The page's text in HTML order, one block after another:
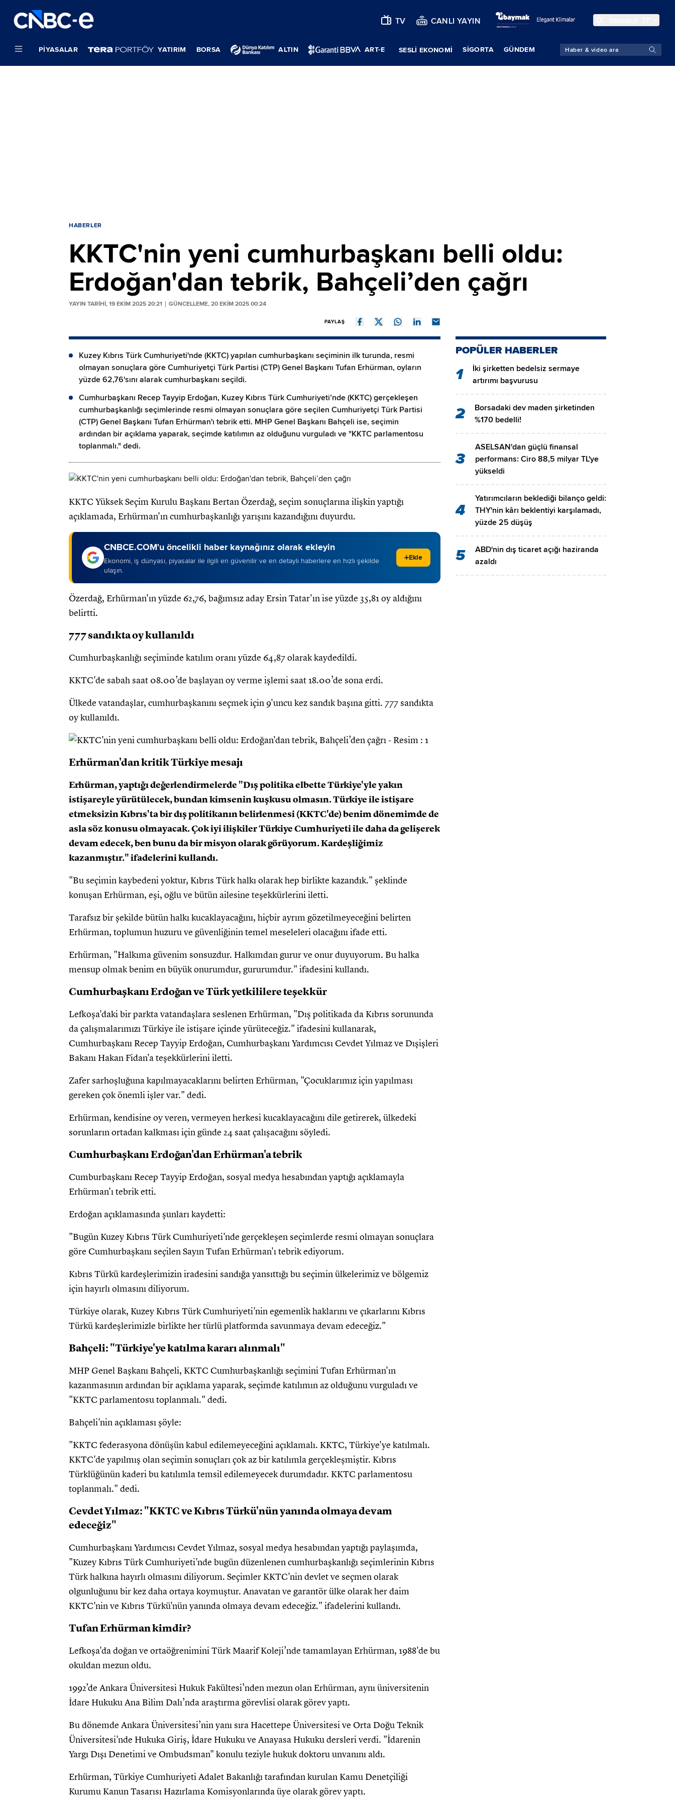
TV CANLI YAYIN
PIYASALAR YATIRIM BORSA ALTIN ART-E SESLİ EKONOMİ SIGORTA GÜNDEM
HABERLER
KKTC'nin yeni cumhurbaşkanı belli oldu:
Erdoğan'dan tebrik, Bahçeli’den çağrı
YAYIN TARİHİ, 19 EKIM 2025 20:21 GÜNCELLEME, 20 EKIM 2025 00:24
PAYLAŞ
Kuzey Kıbrıs Türk Cumhuriyeti'nde (KKTC) yapılan cumhurbaşkanı seçiminin ilk turunda, resmi
olmayan sonuçlara göre Cumhuriyetçi Türk Partisi (CTP) Genel Başkanı Tufan Erhürman, oyların
yüzde 62,76'sını alarak cumhurbaşkanı seçildi.
Cumhurbaşkanı Recep Tayyip Erdoğan, Kuzey Kıbrıs Türk Cumhuriyeti’nde (KKTC) gerçekleşen
cumhurbaşkanlığı seçimlerinde resmi olmayan sonuçlara göre seçilen Cumhuriyetçi Türk Partisi
(CTP) Genel Başkanı Tufan Erhürman'ı tebrik etti. MHP Genel Başkanı Bahçeli ise, seçimin
ardından bir açıklama yaparak, seçimde katılımın az olduğunu vurguladı ve "KKTC parlamentosu
toplanmalı." dedi.
KKTC Yüksek Seçim Kurulu Başkanı Bertan Özerdağ, seçim sonuçlarına ilişkin yaptığı
açıklamada, Erhürman'ın cumhurbaşkanlığı yarışını kazandığını duyurdu.
CNBCE.COM'u öncelikli haber kaynağınız olarak ekleyin
Ekonomi, iş dünyası, piyasalar ile ilgili en güvenilir ve en detaylı haberlere en hızlı şekilde
ulaşın.
+Ekle
Özerdağ, Erhürman'ın yüzde 62,76, bağımsız aday Ersin Tatar'ın ise yüzde 35,81 oy aldığını
belirtti.
777 sandıkta oy kullanıldı
Cumhurbaşkanlığı seçiminde katılım oranı yüzde 64,87 olarak kaydedildi.
KKTC'de sabah saat 08.00’de başlayan oy verme işlemi saat 18.00’de sona erdi.
Ülkede vatandaşlar, cumhurbaşkanını seçmek için 9'uncu kez sandık başına gitti. 777 sandıkta
oy kullanıldı.
Erhürman'dan kritik Türkiye mesajı
Erhürman, yaptığı değerlendirmelerde "Dış politika elbette Türkiye'yle yakın
istişareyle yürütülecek, bundan kimsenin kuşkusu olmasın. Türkiye ile istişare
etmeksizin Kıbrıs'ta bir dış politikanın belirlenmesi (KKTC'de) benim dönemimde de
asla söz konusu olmayacak. Çok iyi ilişkiler Türkiye Cumhuriyeti ile daha da gelişerek
devam edecek, ben bunu da bir misyon olarak görüyorum. Kardeşliğimiz
kazanmıştır." ifadelerini kullandı.
"Bu seçimin kaybedeni yoktur, Kıbrıs Türk halkı olarak hep birlikte kazandık." şeklinde
konuşan Erhürman, eşi, oğlu ve bütün ailesine teşekkürlerini iletti.
Tarafsız bir şekilde bütün halkı kucaklayacağını, hiçbir ayrım gözetilmeyeceğini belirten
Erhürman, toplumun huzuru ve güvenliğinin temel meseleleri olacağını ifade etti.
Erhürman, "Halkıma güvenim sonsuzdur. Halkımdan gurur ve onur duyuyorum. Bu halka
mensup olmak benim en büyük onurumdur, gururumdur." ifadesini kullandı.
Cumhurbaşkanı Erdoğan ve Türk yetkililere teşekkür
Lefkoşa'daki bir parkta vatandaşlara seslenen Erhürman, "Dış politikada da Kıbrıs sorununda
da çalışmalarımızı Türkiye ile istişare içinde yürüteceğiz." ifadesini kullanarak,
Cumhurbaşkanı Recep Tayyip Erdoğan, Cumhurbaşkanı Yardımcısı Cevdet Yılmaz ve Dışişleri
Bakanı Hakan Fidan'a teşekkürlerini iletti.
Zafer sarhoşluğuna kapılmayacaklarını belirten Erhürman, "Çocuklarımız için yapılması
gereken çok önemli işler var." dedi.
Erhürman, kendisine oy veren, vermeyen herkesi kucaklayacağını dile getirerek, ülkedeki
sorunların ortadan kalkması için günde 24 saat çalışacağını söyledi.
Cumhurbaşkanı Erdoğan'dan Erhürman'a tebrik
Cumburbaşkanı Recep Tayyip Erdoğan, sosyal medya hesabından yaptığı açıklamayla
Erhürman'ı tebrik etti.
Erdoğan açıklamasında şunları kaydetti:
"Bugün Kuzey Kıbrıs Türk Cumhuriyeti'nde gerçekleşen seçimlerde resmi olmayan sonuçlara
göre Cumhurbaşkanı seçilen Sayın Tufan Erhürman'ı tebrik ediyorum.
Kıbrıs Türkü kardeşlerimizin iradesini sandığa yansıttığı bu seçimin ülkelerimiz ve bölgemiz
için hayırlı olmasını diliyorum.
Türkiye olarak, Kuzey Kıbrıs Türk Cumhuriyeti'nin egemenlik haklarını ve çıkarlarını Kıbrıs
Türkü kardeşlerimizle birlikte her türlü platformda savunmaya devam edeceğiz."
Bahçeli: "Türkiye'ye katılma kararı alınmalı"
MHP Genel Başkanı Bahçeli, KKTC Cumhurbaşkanlığı seçimini Tufan Erhürman'ın
kazanmasının ardından bir açıklama yaparak, seçimde katılımın az olduğunu vurguladı ve
"KKTC parlamentosu toplanmalı." dedi.
Bahçeli'nin açıklaması şöyle:
"KKTC federasyona dönüşün kabul edilemeyeceğini açıklamalı. KKTC, Türkiye'ye katılmalı.
KKTC'de yapılmış olan seçimin sonuçları çok az bir katılımla gerçekleşmiştir. Kıbrıs
Türklüğünün kaderi bu katılımla temsil edilemeyecek durumdadır. KKTC parlamentosu
toplanmalı." dedi.
Cevdet Yılmaz: "KKTC ve Kıbrıs Türkü'nün yanında olmaya devam
edeceğiz"
Cumhurbaşkanı Yardımcısı Cevdet Yılmaz, sosyal medya hesabından yaptığı paylaşımda,
"Kuzey Kıbrıs Türk Cumhuriyeti'nde bugün düzenlenen cumhurbaşkanlığı seçimlerinin Kıbrıs
Türk halkına hayırlı olmasını diliyorum. Seçimler KKTC'nin devlet ve seçmen olarak
olgunluğunu bir kez daha ortaya koymuştur. Anavatan ve garantör ülke olarak her daim
KKTC'nin ve Kıbrıs Türkü'nün yanında olmaya devam edeceğiz." ifadelerini kullandı.
Tufan Erhürman kimdir?
Lefkoşa'da doğan ve ortaöğrenimini Türk Maarif Koleji’nde tamamlayan Erhürman, 1988'de bu
okuldan mezun oldu.
1992’de Ankara Üniversitesi Hukuk Fakültesi’nden mezun olan Erhürman, aynı üniversitenin
İdare Hukuku Ana Bilim Dalı’nda araştırma görevlisi olarak görev yaptı.
Bu dönemde Ankara Üniversitesi’nin yanı sıra Hacettepe Üniversitesi ve Orta Doğu Teknik
Üniversitesi'nde Hukuka Giriş, İdare Hukuku ve Anayasa Hukuku dersleri verdi. "İdarenin
Yargı Dışı Denetimi ve Ombudsman" konulu teziyle hukuk doktoru unvanını aldı.
Erhürman, Türkiye Cumhuriyeti Adalet Bakanlığı tarafından kurulan Kamu Denetçiliği
Kurumu Kanun Tasarısı Hazırlama Komisyonlarında üye olarak görev yaptı.
POPÜLER HABERLER
1
İki şirketten bedelsiz sermaye
artırımı başvurusu
2
Borsadaki dev maden şirketinden
%170 bedelli!
3
ASELSAN'dan güçlü finansal
performans: Ciro 88,5 milyar TL'ye
yükseldi
4
Yatırımcıların beklediği bilanço geldi:
THY'nin kârı beklentiyi karşılamadı,
yüzde 25 düşüş
5
ABD'nin dış ticaret açığı haziranda
azaldı